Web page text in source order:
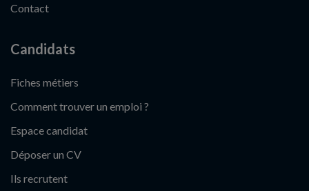
Contact
Candidats
Fiches métiers
Comment trouver un emploi ?
Espace candidat
Déposer un CV
Ils recrutent